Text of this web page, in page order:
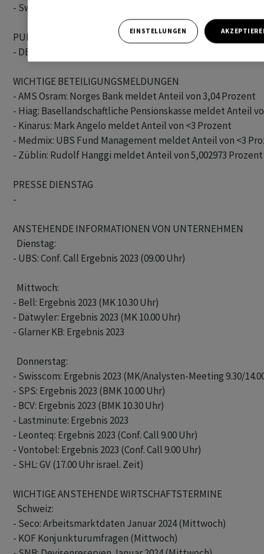
- Swiss von Lufthansa-Warnstreik wohl nicht betroffen
PUBLIZIERTE WIRTSCHAFTSDATEN
- DE: Auftragseingang Industrie Dezember +8,9 Prozent gg
WICHTIGE BETEILIGUNGSMELDUNGEN
- AMS Osram: Norges Bank meldet Anteil von 3,04 Prozent
- Hiag: Basellandschaftliche Pensionskasse meldet Anteil
- Kinarus: Mark Angelo meldet Anteil von <3 Prozent
- Medmix: UBS Fund Management meldet Anteil von <3
- Züblin: Rudolf Hanggi meldet Anteil von 5,002973 Prozent
PRESSE DIENSTAG
-
ANSTEHENDE INFORMATIONEN VON UNTERNEHMEN
  Dienstag:
- UBS: Conf. Call Ergebnis 2023 (09.00 Uhr)
  Mittwoch:
- Bell: Ergebnis 2023 (MK 10.30 Uhr)
- Dätwyler: Ergebnis 2023 (MK 10.00 Uhr)
- Glarner KB: Ergebnis 2023
  Donnerstag:
- Swisscom: Ergebnis 2023 (MK/Analysten-Meeting 9.30/
- SPS: Ergebnis 2023 (BMK 10.00 Uhr)
- BCV: Ergebnis 2023 (BMK 10.30 Uhr)
- Lastminute: Ergebnis 2023
- Leonteq: Ergebnis 2023 (Conf. Call 9.00 Uhr)
- Vontobel: Ergebnis 2023 (Conf. Call 9.00 Uhr)
- SHL: GV (17.00 Uhr israel. Zeit)
WICHTIGE ANSTEHENDE WIRTSCHAFTSTERMINE
  Schweiz:
- Seco: Arbeitsmarktdaten Januar 2024 (Mittwoch)
- KOF Konjunkturumfragen (Mittwoch)
EINSTELLUNGEN